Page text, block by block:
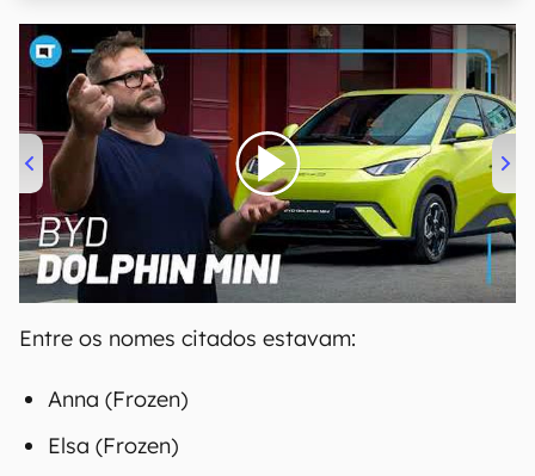
00:00/04:07
Entre os nomes citados estavam:
Anna (Frozen)
Elsa (Frozen)